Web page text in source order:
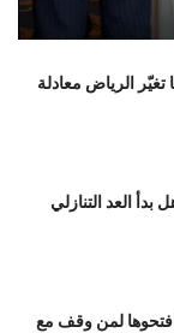
الرياض معادلة
العد التنازلي
لمن وقف مع